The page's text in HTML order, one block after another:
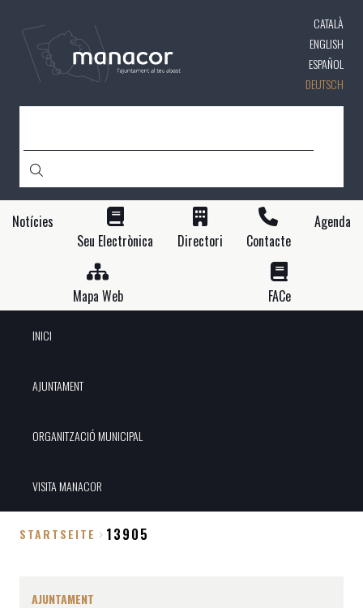
CATALÀ
ENGLISH
ESPAÑOL
DEUTSCH
Notícies
Seu Electrònica
Directori Contacte
Agenda
Mapa Web FACe
INICI
AJUNTAMENT
ORGANITZACIÓ MUNICIPAL
VISITA MANACOR
STARTSEITE 13905
AJUNTAMENT